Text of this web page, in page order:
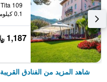
0.1 كيلومتر عن وسط المدينة
1,187 ﷼
شاهد المزيد من الفنادق القريبة